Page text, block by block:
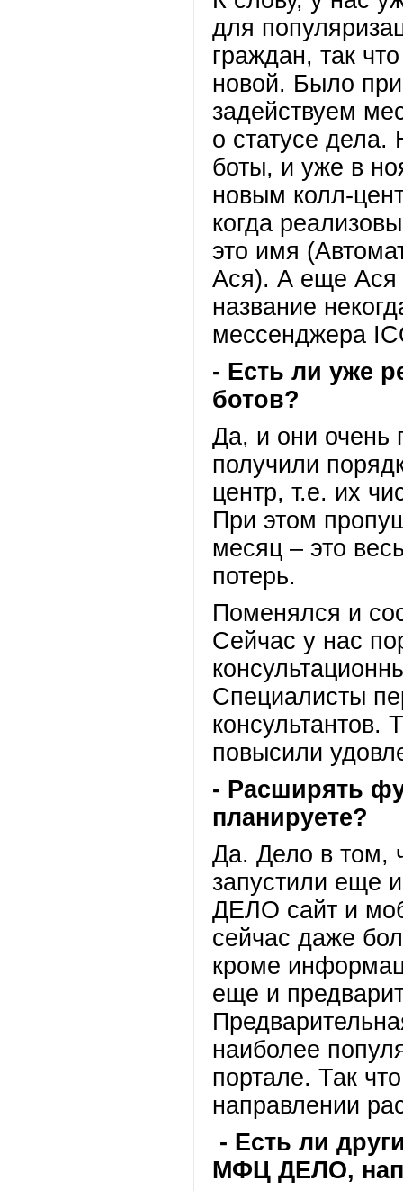
для
граждан, так
новой. Было
задействуем
о статусе дела.
боты, и уже в
новым колл-
когда
это имя
Ася). А еще Ася
название
мессенджера
- Есть ли уже
ботов?
Да, и они очень
получили
центр, т.е. их
При этом
месяц – это
потерь.
Поменялся и
Сейчас у нас
Специалисты
повысили
- Расширять
планируете?
Да. Дело в том,
запустили еще
ДЕЛО сайт и
сейчас даже
кроме
еще и
наиболее
портале. Так
направлении
- Есть ли
МФЦ ДЕЛО,